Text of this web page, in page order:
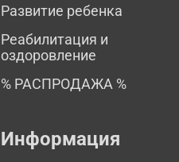
Развитие ребенка
Реабилитация и
оздоровление
% РАСПРОДАЖА %
Информация